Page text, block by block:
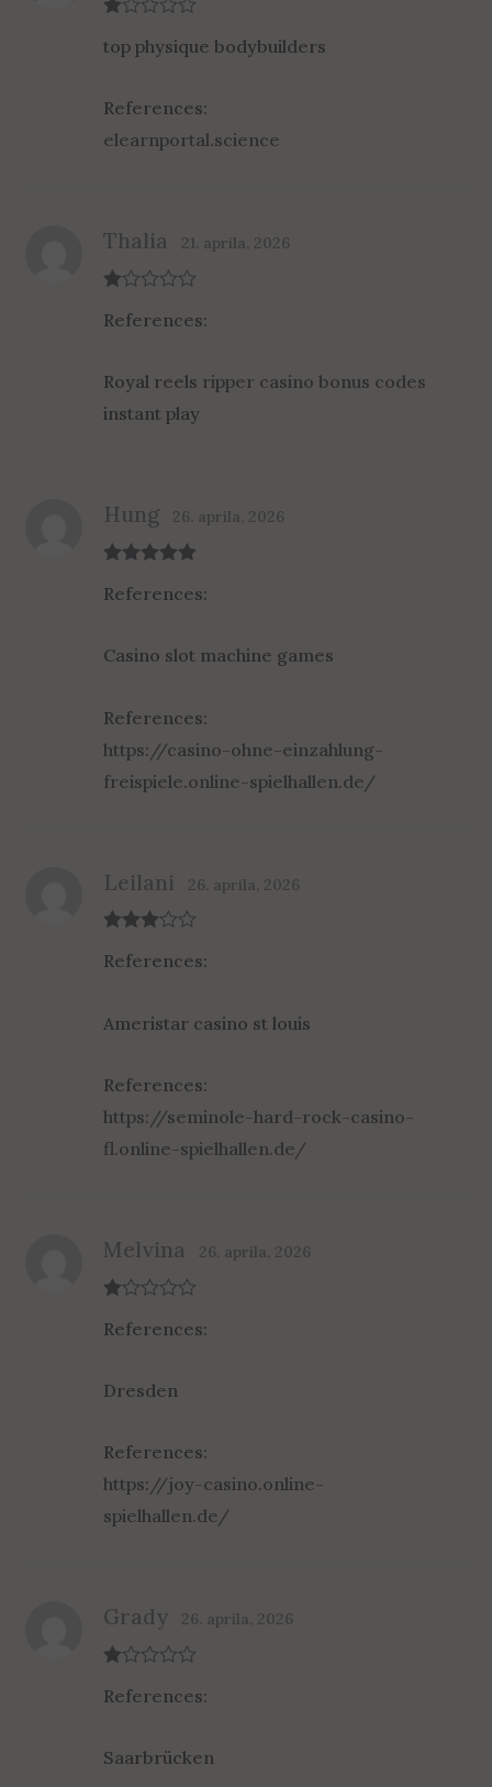
at
ou
t
of
top physique bodybuilders
References:
elearnportal.science
at
ou
t
of
Thalia 21. aprila, 2026
References:
Royal reels ripper casino bonus codes
instant play
of 5
Hung 26. aprila, 2026
References:
Casino slot machine games
References:
https://casino-ohne-einzahlung-
freispiele.online-spielhallen.de/
out of 5
Leilani 26. aprila, 2026
References:
Ameristar casino st louis
References:
https://seminole-hard-rock-casino-
fl.online-spielhallen.de/
at
ou
t
Melvina 26. aprila, 2026
References:
Dresden
References:
https://joy-casino.online-
spielhallen.de/
at
ou
t
Grady 26. aprila, 2026
References:
Saarbrücken